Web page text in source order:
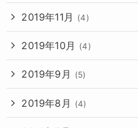
2019年11月 (4)
2019年10月 (4)
2019年9月 (5)
2019年8月 (4)